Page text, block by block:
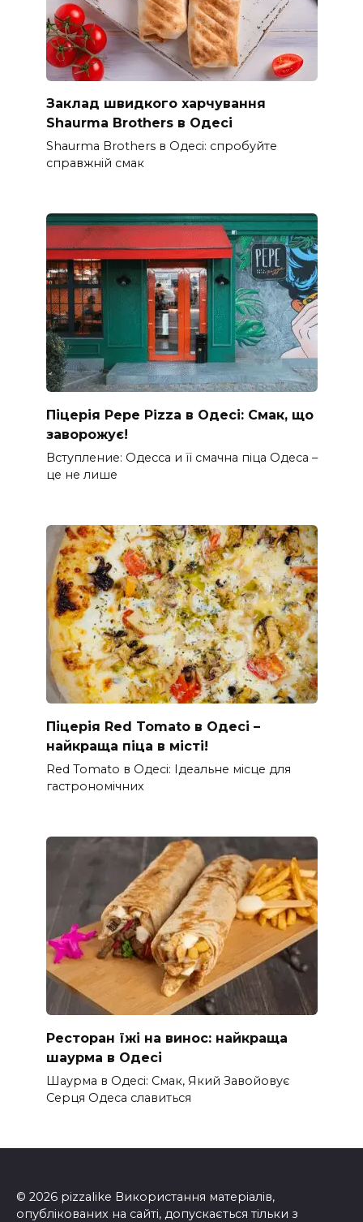
Заклад швидкого харчування
Shaurma Brothers в Одесі
Shaurma Brothers в Одесі: спробуйте
справжній смак
Піцерія Pepe Pizza в Одесі: Смак, що
заворожує!
Вступление: Одесса и її смачна піца Одеса –
це не лише
Піцерія Red Tomato в Одесі –
найкраща піца в місті!
Red Tomato в Одесі: Ідеальне місце для
гастрономічних
Ресторан їжі на винос: найкраща
шаурма в Одесі
Шаурма в Одесі: Смак, Який Завойовує
Серця Одеса славиться
© 2026 pizzalike Використання матеріалів,
опублікованих на сайті, допускається тільки з